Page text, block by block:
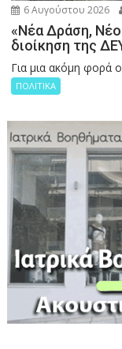
6 Αυγούστου 2026
«Νέα Δράση,
διοίκηση της
Για μια ακόμη φορά
ΠΟΛΙΤΙΚΑ